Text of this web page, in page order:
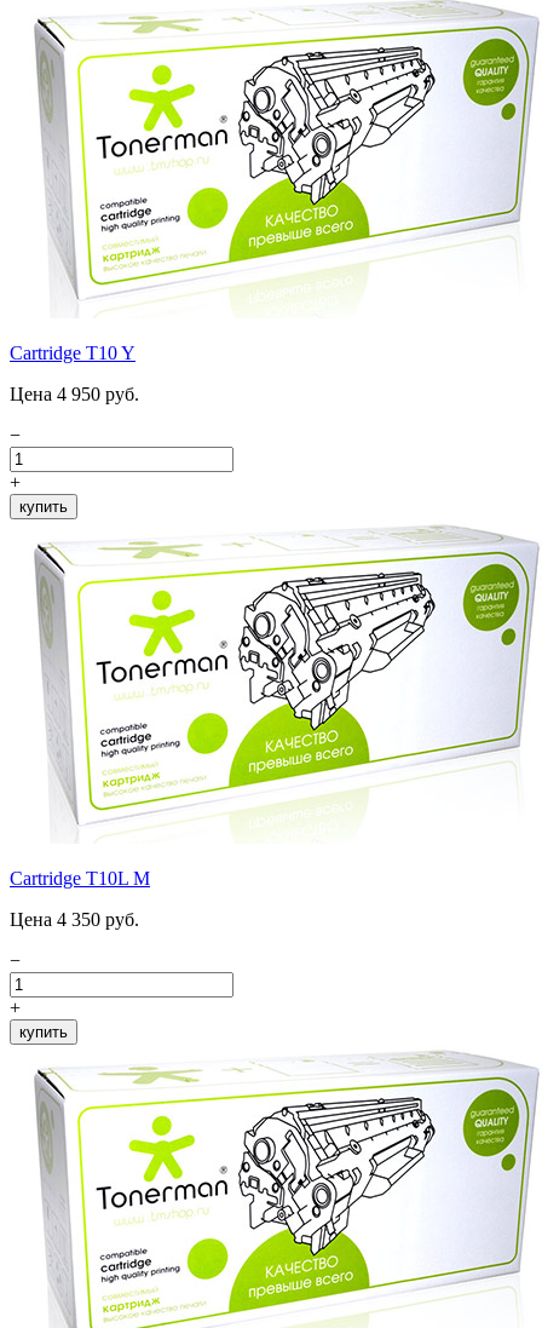
Cartridge T10 Y
Цена 4 950 руб.
−
+
купить
Cartridge T10L M
Цена 4 350 руб.
−
+
купить